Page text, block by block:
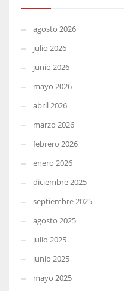
agosto 2026
julio 2026
junio 2026
mayo 2026
abril 2026
marzo 2026
febrero 2026
enero 2026
diciembre 2025
septiembre 2025
agosto 2025
julio 2025
junio 2025
mayo 2025